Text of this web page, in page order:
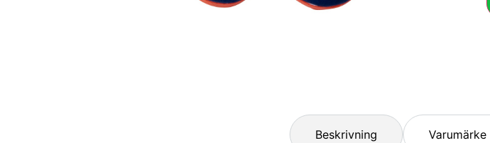
Beskrivning Varumärke